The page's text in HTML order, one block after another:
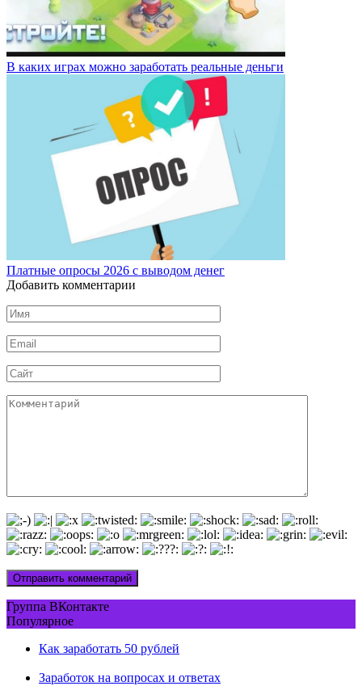
В каких играх можно заработать реальные деньги
Платные опросы 2026 с выводом денег
Добавить комментарии
Имя
*
Email
*
Сайт
Комментарий
Группа ВКонтакте
Популярное
Как заработать 50 рублей
Заработок на вопросах и ответах